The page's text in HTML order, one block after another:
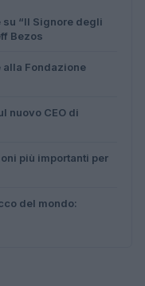
su “Il Signore degli
Bezos
alla Fondazione
nuovo CEO di
più importanti per
del mondo: